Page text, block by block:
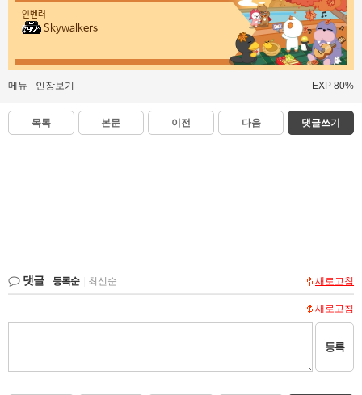
인벤러
Skywalkers
메뉴 인장보기 EXP 80%
목록 본문 이전 다음 댓글쓰기
댓글 등록순 최신순 새로고침
새로고침
등록